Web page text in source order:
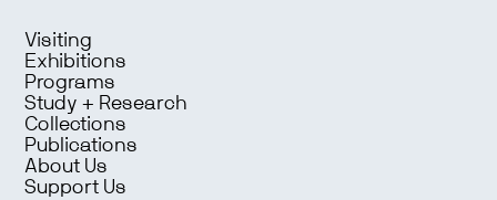
Visiting
Exhibitions
Programs
Study + Research
Collections
Publications
About Us
Support Us